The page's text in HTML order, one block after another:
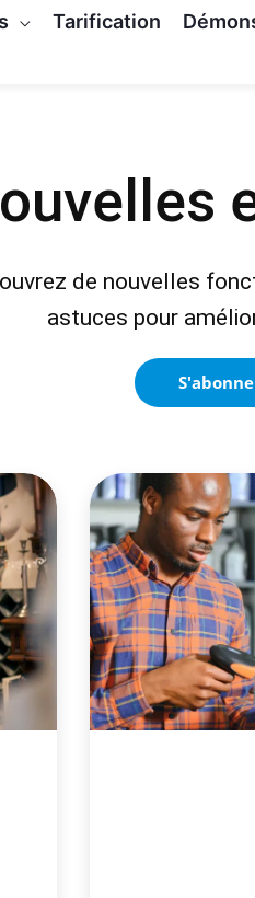
Tarification
de nouvelles
astuces pour
P
a
g